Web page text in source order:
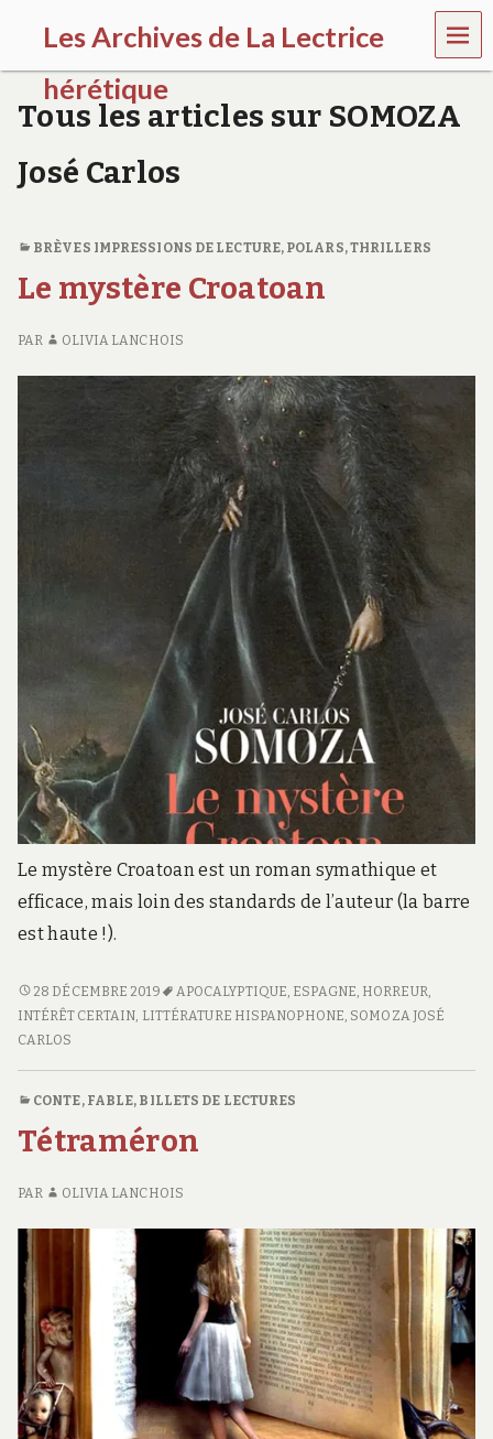
Les Archives de La Lectrice
hérétique
(
0
-
2
0
2
)
MEN
U
Tous les articles sur SOMOZA
José Carlos
BRÈVES IMPRESSIONS DE LECTURE, POLARS, THRILLERS
Le mystère Croatoan
PAR OLIVIA LANCHOIS
Le mystère Croatoan est un roman symathique et
efficace, mais loin des standards de l’auteur (la barre
est haute !).
LE
MYSTÈRE
CROATOAN
28 DÉCEMBRE 2019 APOCALYPTIQUE, ESPAGNE, HORREUR,
INTÉRÊT CERTAIN, LITTÉRATURE HISPANOPHONE, SOMOZA JOSÉ
CARLOS
CONTE, FABLE, BILLETS DE LECTURES
Tétraméron
PAR OLIVIA LANCHOIS